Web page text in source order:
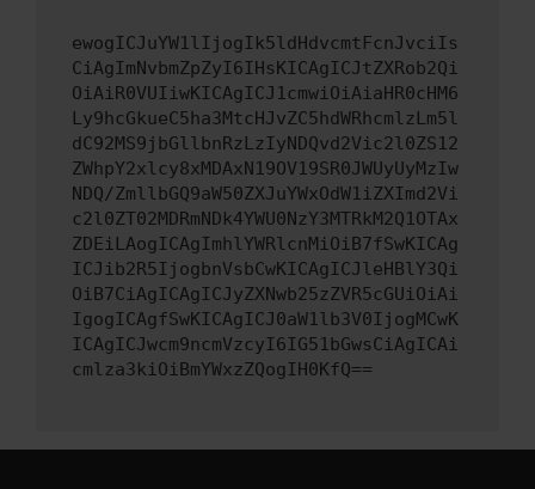
ewogICJuYW1lIjogIk5ldHdvcmtFcnJvciIs
CiAgImNvbmZpZyI6IHsKICAgICJtZXRob2Qi
OiAiR0VUIiwKICAgICJ1cmwiOiAiaHR0cHM6
Ly9hcGkueC5ha3MtcHJvZC5hdWRhcmlzLm5l
dC92MS9jbGllbnRzLzIyNDQvd2Vic2l0ZS12
ZWhpY2xlcy8xMDAxN19OV19SR0JWUyUyMzIw
NDQ/ZmllbGQ9aW50ZXJuYWxOdW1iZXImd2Vi
c2l0ZT02MDRmNDk4YWU0NzY3MTRkM2Q1OTAx
ZDEiLAogICAgImhlYWRlcnMiOiB7fSwKICAg
ICJib2R5IjogbnVsbCwKICAgICJleHBlY3Qi
OiB7CiAgICAgICJyZXNwb25zZVR5cGUiOiAi
IgogICAgfSwKICAgICJ0aW1lb3V0IjogMCwK
ICAgICJwcm9ncmVzcyI6IG51bGwsCiAgICAi
cmlza3kiOiBmYWxzZQogIH0KfQ==